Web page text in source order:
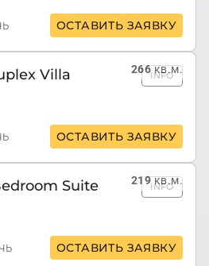
ОСТАВИТЬ ЗАЯВКУ
266кв.м.
Villa INFO
ОСТАВИТЬ ЗАЯВКУ
219кв.м.
Suite INFO
ОСТАВИТЬ ЗАЯВКУ